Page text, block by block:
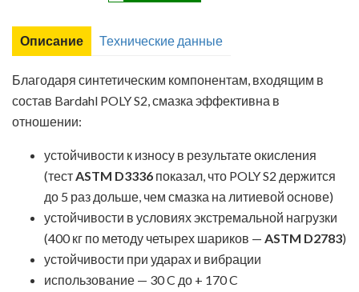
Описание Технические данные
Благодаря синтетическим компонентам, входящим в
состав Bardahl POLY S2, смазка эффективна в
отношении:
устойчивости к износу в результате окисления
(тестASTM D3336 показал, что POLY S2 держится
до 5 раз дольше, чем смазка на литиевой основе)
устойчивости в условиях экстремальной нагрузки
(400 кг по методу четырех шариков — ASTM D2783)
устойчивости при ударах и вибрации
использование — 30 C до + 170 C